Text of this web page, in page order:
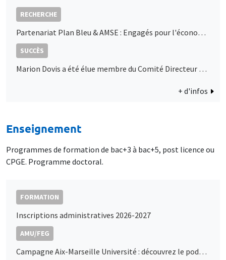
RECHERCHE
Partenariat Plan Bleu & AMSE : Engagés pour l'économie durable en Méditerranée
SUCCÈS
Marion Dovis a été élue membre du Comité Directeur de l’AFSE
+ d'infos
Enseignement
Programmes de formation de bac+3 à bac+5, post licence ou
CPGE. Programme doctoral.
FORMATION
Inscriptions administratives 2026-2027
AMU/FEG
Campagne Aix-Marseille Université : découvrez le podcast de Marc Sangnier